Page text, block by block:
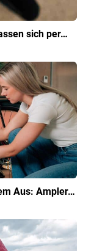
sich per…
Aus: Ampler…